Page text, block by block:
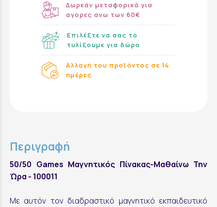
Δωρεάν μεταφορικά για
αγορες ανω των 60€
Επιλέξτε να σας το
τυλίξουμε για δώρο
Αλλαγή του προϊόντος σε 14
ημέρες
Περιγραφή
50/50 Games Μαγνητικός Πίνακας-Μαθαίνω Την
Ώρα - 100011
Με αυτόν τον διαδραστικό μαγνητικό εκπαιδευτικό